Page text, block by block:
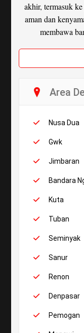
akhir, termasuk
aman dan
membawa
Area
Nusa Dua
Gwk
Jimbaran
Bandara
Kuta
Tuban
Seminyak
Sanur
Renon
Denpasar
Pemogan